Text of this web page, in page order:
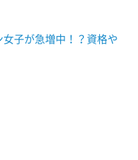
女子が急増中！？資格や